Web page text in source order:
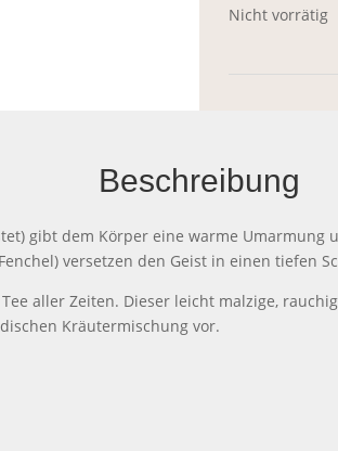
Nicht vorrätig
Beschreibung
gibt dem Körper eine warme
versetzen den Geist in einen tiefen
aller Zeiten. Dieser leicht malzige,
Kräutermischung vor.